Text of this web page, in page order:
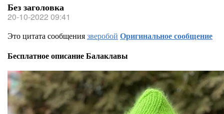
Без заголовка
20-10-2022 09:41
Это цитата сообщениязверобой Оригинальное сообщение
Бесплатное описание Балаклавы